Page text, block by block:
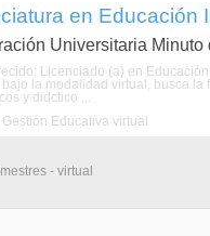
en Educación
Universitaria Minuto
Licenciado (a) en
bajo la modalidad virtual, busca
y didctico ...
Educativa virtual
- virtual